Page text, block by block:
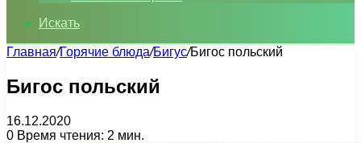
Искать
Главная/Горячие блюда/Бигус/Бигос польский
Бигос польский
16.12.2020
0 Время чтения: 2 мин.